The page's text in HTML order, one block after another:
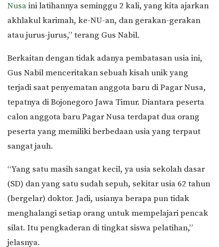
Nusaini latihannya seminggu 2 kali, yang kita ajarkan
akhlakul karimah, ke-NU-an, dan gerakan-gerakan
atau jurus-jurus,” terang Gus Nabil.
Berkaitan dengan tidak adanya pembatasan usia ini,
Gus Nabil menceritakan sebuah kisah unik yang
terjadi saat penyematan anggota baru di Pagar Nusa,
tepatnya di Bojonegoro Jawa Timur. Diantara peserta
calon anggota baru Pagar Nusa terdapat dua orang
peserta yang memiliki berbedaan usia yang terpaut
sangat jauh.
“Yang satu masih sangat kecil, ya usia sekolah dasar
(SD) dan yang satu sudah sepuh, sekitar usia 62 tahun
(bergelar) doktor. Jadi, usianya berapa pun tidak
menghalangi setiap orang untuk mempelajari pencak
silat. Itu pengkaderan di tingkat siswa pelatihan,”
jelasnya.